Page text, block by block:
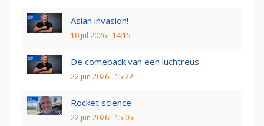
Asian invasion!
10 jul 2026 - 14:15
De comeback van een luchtreus
22 jun 2026 - 15:22
Rocket science
22 jun 2026 - 15:05